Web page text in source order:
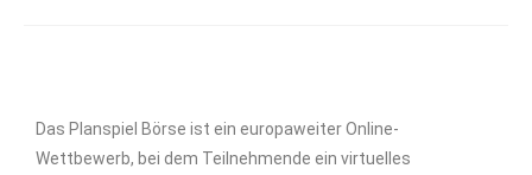
Das Planspiel Börse ist ein europaweiter Online-
Wettbewerb, bei dem Teilnehmende ein virtuelles